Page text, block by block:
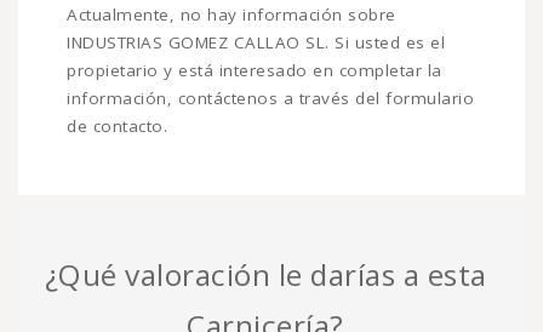
Actualmente, no hay información sobre
INDUSTRIAS GOMEZ CALLAO SL. Si usted es el
propietario y está interesado en completar la
información, contáctenos a través del formulario
de contacto.
¿Qué valoración le darías a esta